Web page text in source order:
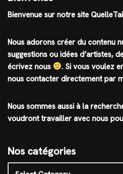
Bienvenue sur notre site
Nous adorons créer du contenu
suggestions ou idées d’artistes,
écrivez nous
. Si vous voulez
nous contacter directement par
Nous sommes aussi à la
voudront travailler avec nous
Nos catégories